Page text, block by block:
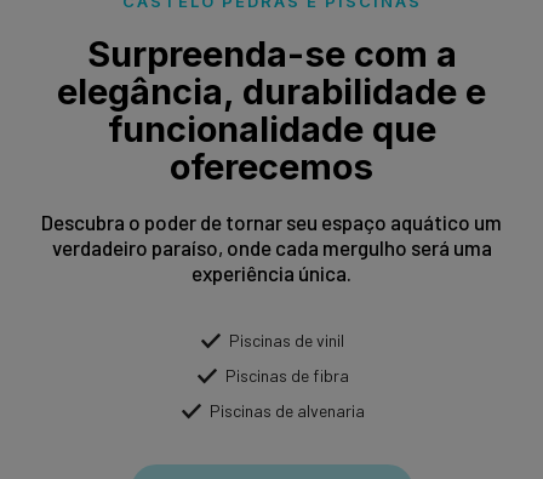
Surpreenda-se com a
elegância, durabilidade e
funcionalidade que
oferecemos
Descubra o poder de tornar seu espaço aquático um
verdadeiro paraíso, onde cada mergulho será uma
experiência única.
Piscinas de vinil
Piscinas de fibra
Piscinas de alvenaria